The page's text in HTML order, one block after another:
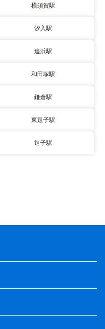
横須賀駅
汐入駅
追浜駅
和田塚駅
鎌倉駅
東逗子駅
逗子駅